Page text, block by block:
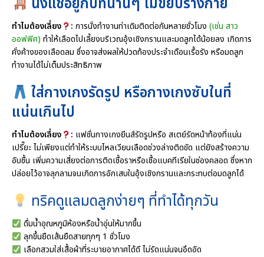
นั่งแช่อยู่กับที่นานๆ ไม่ขยับร่างกาย
ทำไมต้องเลี่ยง : การนั่งทำงานท่าเดิมติดต่อกันหลายชั่วโมง (เช่น สาว
ออฟฟิศ) ทำให้เลือดไปเลี้ยงบริเวณอุ้งเชิงกรานและมดลูกได้น้อยลง เกิดการ
คั่งค้างของเลือดลม ซึ่งอาจส่งผลให้ปวดท้องประจำเดือนเรื้อรัง หรือมดลูก
ทำงานได้ไม่เต็มประสิทธิภาพ
ใส่กางเกงรัดรูป หรือกางเกงซับในที่
แน่นเกินไป
ทำไมต้องเลี่ยง : แฟชั่นกางเกงยีนส์รัดรูปหรือ สเตย์รัดหน้าท้องที่แน่น
เปรี๊ยะ ไม่เพียงแต่ทำให้ระบบไหลเวียนเลือดช่วงล่างติดขัด แต่ยังสร้างความ
อับชื้น เพิ่มความเสี่ยงต่อการติดเชื้อราหรือเชื้อแบคทีเรียในช่องคลอด ซึ่งหาก
ปล่อยไว้อาจลุกลามจนเกิดการอักเสบในอุ้งเชิงกรานและกระทบต่อมดลูกได้
ทริคดูแลมดลูกง่ายๆ ที่ทำได้ทุกวัน
ดื่มน้ำอุณหภูมิห้องหรือน้ำอุ่นให้มากขึ้น
ลุกขึ้นยืดเส้นยืดสายทุกๆ 1 ชั่วโมง
เลือกสวมใส่เสื้อผ้าที่ระบายอากาศได้ดี ไม่รัดแน่นจนอึดอัด